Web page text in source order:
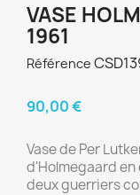
VASE
1961
Référence
90,00 €
Vase de Per
d'Holmegaard
deux guerriers